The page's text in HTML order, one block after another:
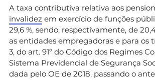
A taxa contributiva relativa aos
invalidez em exercício de funções
29,6 %, sendo, respectivamente, de
as entidades empregadoras e para os
3, do art. 91º do Código dos Regimes
Sistema Previdencial de Segurança
dada pelo OE de 2018, passando o